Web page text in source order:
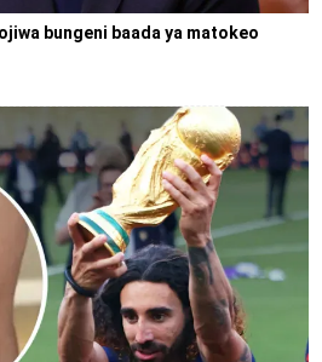
bungeni baada ya matokeo